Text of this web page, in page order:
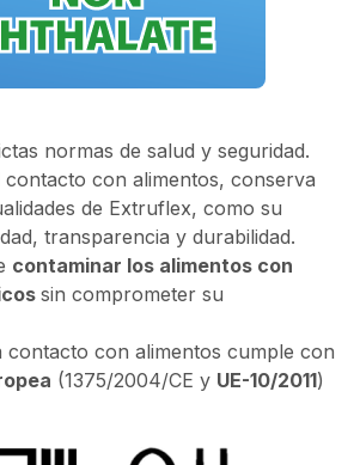
normas de salud y seguridad.
contacto con alimentos, conserva
de Extruflex, como su
transparencia y durabilidad.
contaminar los alimentos con
sin comprometer su
contacto con alimentos cumple con
(1375/2004/CE y UE-10/2011)